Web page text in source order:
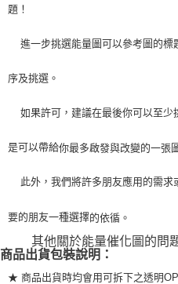
題！
進一步挑選能量圖可以參考圖的
序及挑選。
如果許可，建議在最後你可以至
是可以帶給你最多啟發與改變的一張
此外，我們將許多朋友應用的需
要的朋友一種選擇的依循。
其他關於能量催化圖的問
商品出貨包裝說明：
★ 商品出貨時均會用可拆下之透明